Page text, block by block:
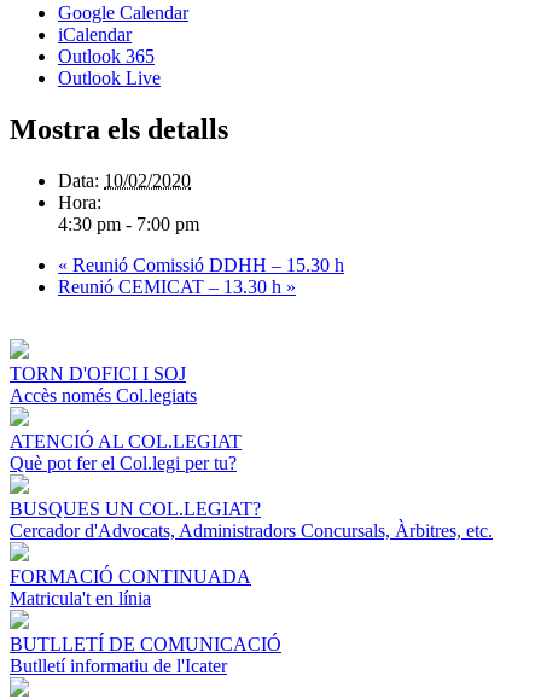
Google Calendar
iCalendar
Outlook 365
Outlook Live
Mostra els detalls
Data: 10/02/2020
Hora:
4:30 pm - 7:00 pm
« Reunió Comissió DDHH – 15.30 h
Reunió CEMICAT – 13.30 h »
TORN D'OFICI I SOJ
Accès només Col.legiats
ATENCIÓ AL COL.LEGIAT
Què pot fer el Col.legi per tu?
BUSQUES UN COL.LEGIAT?
Cercador d'Advocats, Administradors Concursals, Àrbitres, etc.
FORMACIÓ CONTINUADA
Matricula't en línia
BUTLLETÍ DE COMUNICACIÓ
Butlletí informatiu de l'Icater